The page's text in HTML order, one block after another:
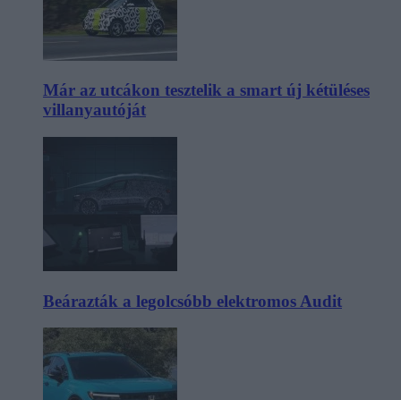
Már az utcákon tesztelik a smart új kétüléses
villanyautóját
Beárazták a legolcsóbb elektromos Audit